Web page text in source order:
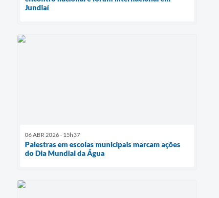
Jundiaí
06 ABR 2026 - 15h37
Palestras em escolas municipais marcam ações
do Dia Mundial da Água